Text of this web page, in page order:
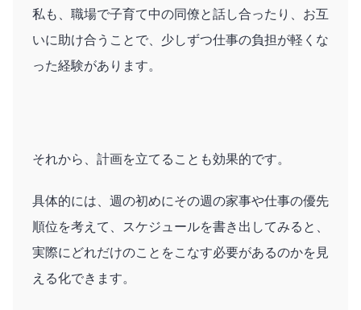
私も、職場で子育て中の同僚と話し合ったり、お互
いに助け合うことで、少しずつ仕事の負担が軽くな
った経験があります。
それから、計画を立てることも効果的です。
具体的には、週の初めにその週の家事や仕事の優先
順位を考えて、スケジュールを書き出してみると、
実際にどれだけのことをこなす必要があるのかを見
える化できます。